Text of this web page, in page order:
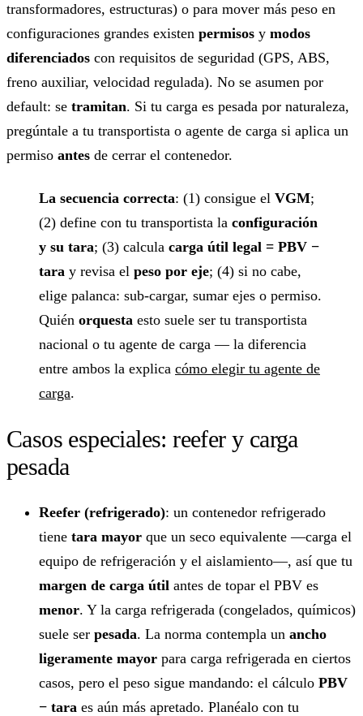
transformadores, estructuras) o para mover más peso en
configuraciones grandes existen permisos y modos
diferenciados con requisitos de seguridad (GPS, ABS,
freno auxiliar, velocidad regulada). No se asumen por
default: se tramitan. Si tu carga es pesada por naturaleza,
pregúntale a tu transportista o agente de carga si aplica un
permiso antes de cerrar el contenedor.
La secuencia correcta: (1) consigue el VGM;
(2) define con tu transportista la configuración
y su tara; (3) calcula carga útil legal = PBV −
tara y revisa el peso por eje; (4) si no cabe,
elige palanca: sub-cargar, sumar ejes o permiso.
Quién orquesta esto suele ser tu transportista
nacional o tu agente de carga — la diferencia
entre ambos la explica cómo elegir tu agente de
carga.
Casos especiales: reefer y carga
pesada
Reefer (refrigerado): un contenedor refrigerado
tiene tara mayor que un seco equivalente —carga el
equipo de refrigeración y el aislamiento—, así que tu
margen de carga útil antes de topar el PBV es
menor. Y la carga refrigerada (congelados, químicos)
suele ser pesada. La norma contempla un ancho
ligeramente mayor para carga refrigerada en ciertos
casos, pero el peso sigue mandando: el cálculo PBV
− tara es aún más apretado. Planéalo con tu